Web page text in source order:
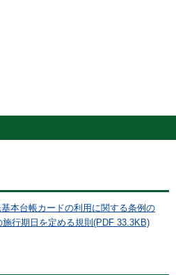
本台帳カードの利用に関する条例の
行期日を定める規則(PDF 33.3KB)